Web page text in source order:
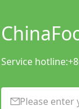
Service hotline: